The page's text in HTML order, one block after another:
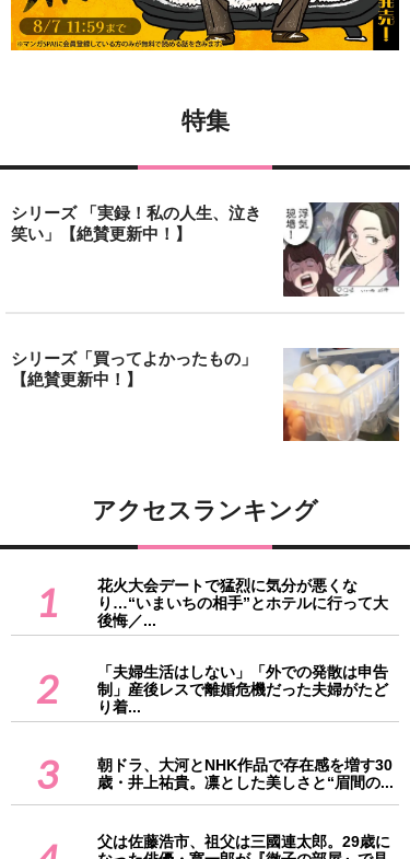
特集
シリーズ 「実録！私の人生、泣き
笑い」【絶賛更新中！】
シリーズ「買ってよかったもの」
【絶賛更新中！】
アクセスランキング
1
花火大会デートで猛烈に気分が悪くな
り…“いまいちの相手”とホテルに行って大
後悔／...
2
「夫婦生活はしない」「外での発散は申告
制」産後レスで離婚危機だった夫婦がたど
り着...
3
朝ドラ、大河とNHK作品で存在感を増す30
歳・井上祐貴。凛とした美しさと“眉間の...
父は佐藤浩市、祖父は三國連太郎。29歳に